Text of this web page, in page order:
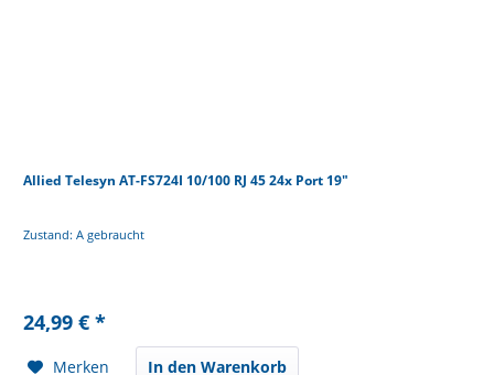
Allied Telesyn AT-FS724I 10/100 RJ 45 24x Port 19"
Zustand: A gebraucht
24,99 € *
Merken In den Warenkorb